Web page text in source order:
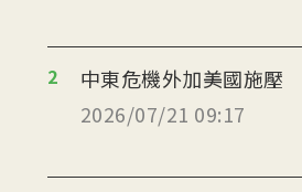
2
中東危機外加美國施壓
2026/07/21 09:17